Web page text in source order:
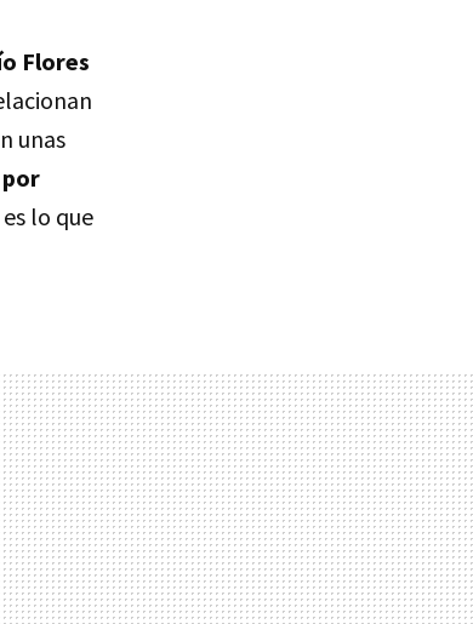
Flores
unas
lo que